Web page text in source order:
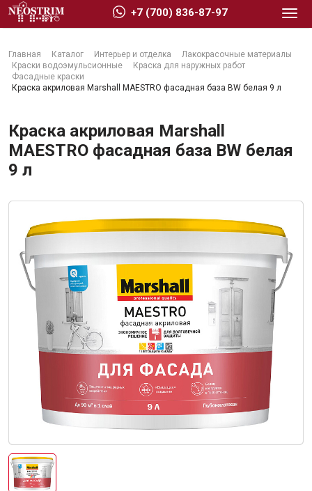
Главная Каталог Интерьер и отделка
Лакокрасочные материалы
Краски водоэмульсионные
Краска для наружных работ
Фасадные краски
Краска акриловая Marshall MAESTRO фасадная база BW белая 9 л
Краска акриловая Marshall
MAESTRO фасадная база BW белая
9 л
+7 (700) 836-87-97
Стройматериалы
Сухие строительные смеси
Кровельные материалы
Интерьер и отделка
Лакокрасочные материалы
Герметики
Клеи, жидкие гвозди
Обои